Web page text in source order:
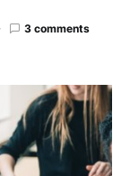
3 comments